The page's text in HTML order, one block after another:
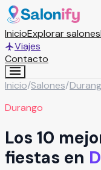
InicioExplorar salones
Viajes
Contacto
Inicio/Salones/
Durango
Los 10
fiestas en